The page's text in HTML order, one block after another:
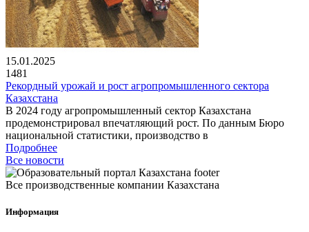
15.01.2025
1481
Рекордный урожай и рост агропромышленного сектора
Казахстана
В 2024 году агропромышленный сектор Казахстана
продемонстрировал впечатляющий рост. По данным Бюро
национальной статистики, производство в
Подробнее
Все новости
Все производственные компании Казахстана
Информация